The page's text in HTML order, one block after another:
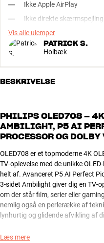
Ikke Apple AirPlay
Ikke direkte
Vis alle ulemper
PATRICK S.
Holbæk
BESKRIVELSE
PHILIPS OLED708 – 4K
AMBILIGHT, P5 AI
PROCESSOR OG
OLED708 er et topmoderne 4K
TV-oplevelse med de unikke
helt af. Avanceret P5 AI Perfect
3-sidet Ambilight giver dig en TV-
om der står film, serier eller
nemlig også en perlerække af
lynhurtig og glidende afvikling af
AMBILIGHT – ET FLOT
Læs mere